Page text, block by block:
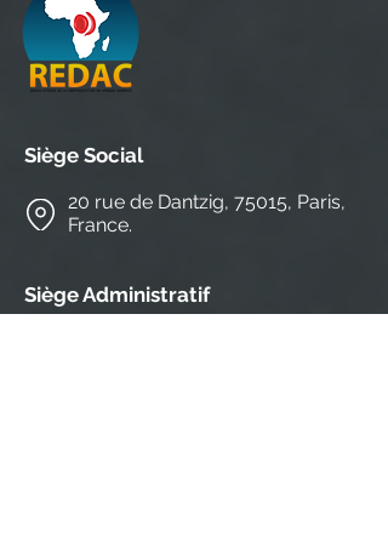
Siège Social
20 rue de Dantzig, 75015, Paris,
France.
Siège Administratif